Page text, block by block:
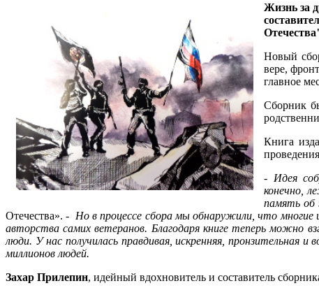
Жизнь за
Новый
вере,
главное
Сборник
Книга
- Идея
конечно,
память об
Отечества». - Но в процессе сбора мы обнаружили, что многие
авторства самих ветеранов. Благодаря книге теперь можно
люди. У нас получилась правдивая, искренняя, пронзительная
миллионов людей.
Захар Прилепин, идейный вдохновитель и составитель